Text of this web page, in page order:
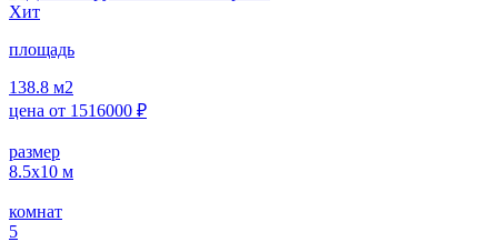
Хит
площадь
138.8 м2
цена от 1516000 ₽
размер
8.5х10 м
комнат
5